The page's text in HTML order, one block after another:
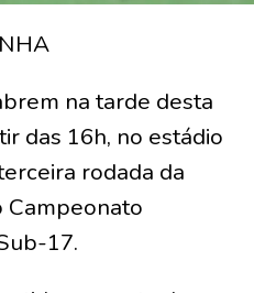
na tarde desta
das 16h, no estádio
rodada da
Campeonato
17.